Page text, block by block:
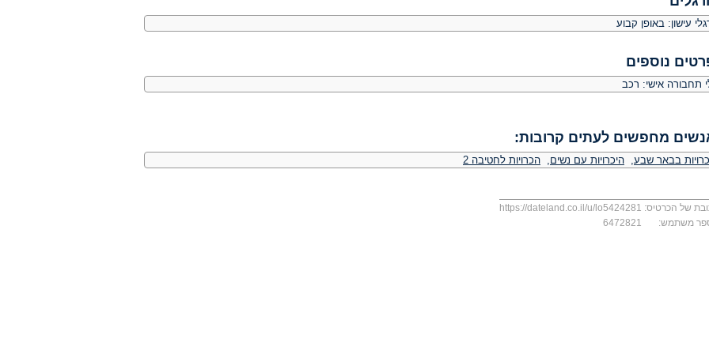
עישון: באופן קבוע
נוספים
תחבורה אישי: רכב
מחפשים לעתים קרובות:
בבאר שבע, היכרויות עם נשים, הכרויות לחטיבה 2
של הכרטיס: https://dateland.co.il/u/lo5424281
משתמש:
6472821